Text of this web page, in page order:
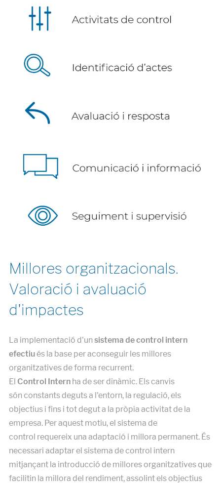
Millores organitzacionals.
Valoració i avaluació
d'impactes
La implementació d'un sistema de control intern
efectiués la base per aconseguir les millores
organitzatives de forma recurrent.
El Control Internha de ser dinàmic. Els canvis
són constants deguts a l'entorn, la regulació, els
objectius i fins i tot degut a la pròpia activitat de la
empresa. Per aquest motiu, el sistema de
control requereix una adaptació i millora permanent. És
necessari adaptar el sistema de control intern
mitjançant la introducció de millores organitzatives que
facilitin la millora del rendiment, assolint els objectius